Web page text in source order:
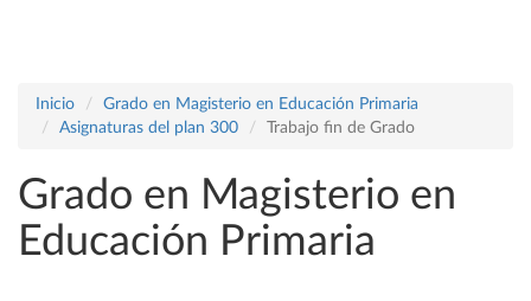
Inicio
Grado en Magisterio en Educación Primaria
Asignaturas del plan 300
Trabajo fin de Grado
Grado en Magisterio en
Educación Primaria